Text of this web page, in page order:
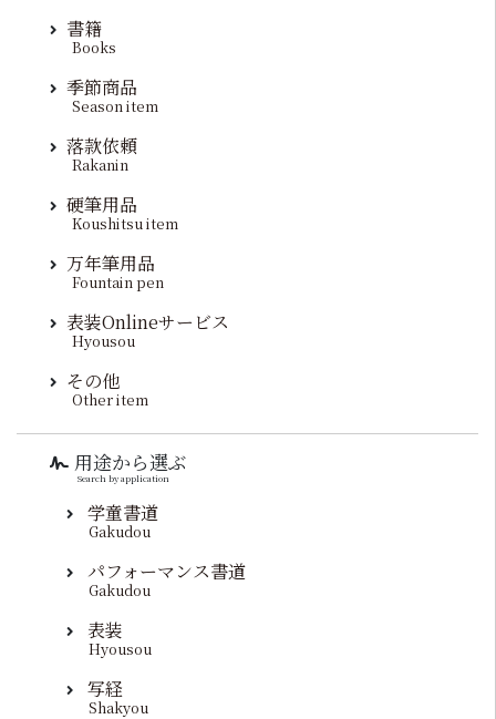
書籍
Books
季節商品
Season item
落款依頼
Rakanin
硬筆用品
Koushitsu item
万年筆用品
Fountain pen
表装Onlineサービス
Hyousou
その他
Other item
用途から選ぶ
Search by application
学童書道
Gakudou
パフォーマンス書道
Gakudou
表装
Hyousou
写経
Shakyou